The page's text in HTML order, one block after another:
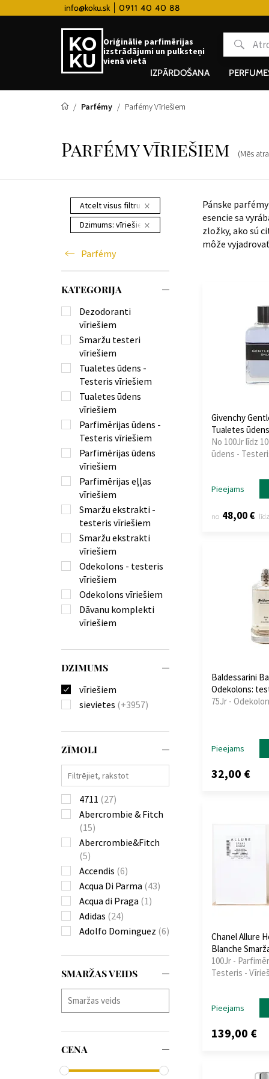
info@koku.sk 0911 40 40 88Lojalitātes programma
Oriģinālie parfimērijas
izstrādājumi un pulksteņi
vienā vietā
IZPĀRDOŠANA
Parfémy Parfémy Vīriešiem
Parfémy vīriešiem (Mēs
Atcelt visus filtrus
Dzimums: vīriešiem
Parfémy
KATEGORIJA
Dezodoranti
vīriešiem
Smaržu testeri
vīriešiem
Tualetes ūdens -
Testeris vīriešiem
Tualetes ūdens
vīriešiem
Parfimērijas ūdens -
Testeris vīriešiem
Parfimērijas ūdens
vīriešiem
Parfimērijas eļļas
vīriešiem
Smaržu ekstrakti -
testeris vīriešiem
Smaržu ekstrakti
vīriešiem
Odekolons - testeris
vīriešiem
Odekolons vīriešiem
Dāvanu komplekti
vīriešiem
DZIMUMS
vīriešiem
sievietes (+3957)
ZĪMOLI
4711 (27)
Abercrombie & Fitch
(15)
Abercrombie&Fitch
(5)
Accendis (6)
Acqua Di Parma (43)
Acqua di Praga (1)
Adidas (24)
Adolfo Dominguez (6)
Ahmed Al Maghribi
(40)
Air-Val(1)
Al Haramain(127)
Al Wataniah
SMARŽAS VEIDS
CENA
Pánske
esencie sa
zložky, ako sú
môže
Givenchy
Tualetes
No 100Jr līdz
ūdens -
Pieejams
no 48,00 € līdz
Baldessarini
Odekolons:
75Jr -
Pieejams
32,00 €
Chanel Allure
Blanche
100Jr -
Testeris -
Pieejams
139,00 €